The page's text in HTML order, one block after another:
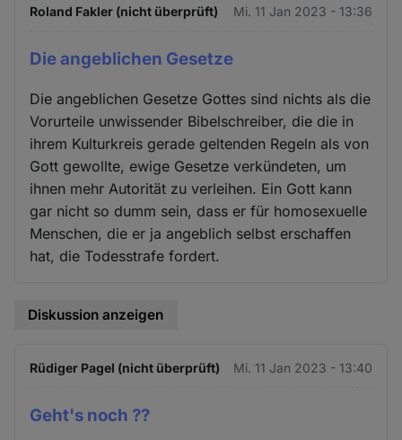
Roland Fakler (nicht überprüft) Mi. 11 Jan 2023 - 13:36
Die angeblichen Gesetze
Die angeblichen Gesetze Gottes sind nichts als die
Vorurteile unwissender Bibelschreiber, die die in
ihrem Kulturkreis gerade geltenden Regeln als von
Gott gewollte, ewige Gesetze verkündeten, um
ihnen mehr Autorität zu verleihen. Ein Gott kann
gar nicht so dumm sein, dass er für homosexuelle
Menschen, die er ja angeblich selbst erschaffen
hat, die Todesstrafe fordert.
Diskussion anzeigen
Rüdiger Pagel (nicht überprüft) Mi. 11 Jan 2023 - 13:40
Geht's noch ??